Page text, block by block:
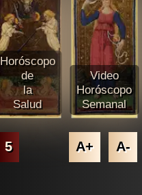
Horóscopo
de
la
Salud
Video
Horóscopo
Semanal
5 A+ A-